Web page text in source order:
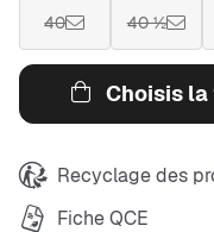
40 40 ½
Choisis
Recyclage des
Fiche QCE